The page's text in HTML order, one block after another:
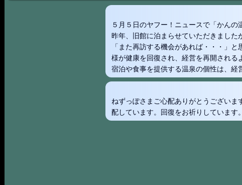
５月５日のヤフー！ニュースで「かんの
昨年、旧館に泊まらせていただきました
「また再訪する機会があれば・・・」
様が健康を回復され、経営を再開される
宿泊や食事を提供する温泉の個性は、経
ねずっぽさまご心配ありがとうござい
配しています。回復をお祈りしています。